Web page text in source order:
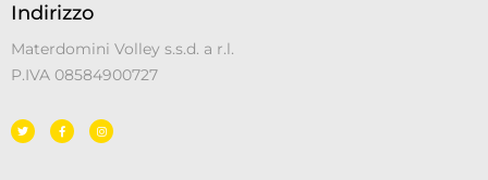
Indirizzo
Materdomini Volley s.s.d. a r.l.
P.IVA 08584900727